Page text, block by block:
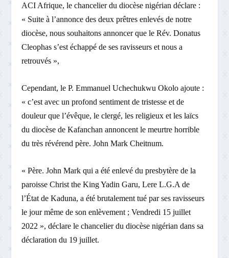
ACI Afrique, le chancelier du diocèse nigérian déclare :
« Suite à l’annonce des deux prêtres enlevés de notre
diocèse, nous souhaitons annoncer que le Rév. Donatus
Cleophas s’est échappé de ses ravisseurs et nous a
retrouvés »,
Cependant, le P. Emmanuel Uchechukwu Okolo ajoute :
« c’est avec un profond sentiment de tristesse et de
douleur que l’évêque, le clergé, les religieux et les laïcs
du diocèse de Kafanchan annoncent le meurtre horrible
du très révérend père. John Mark Cheitnum.
« Père. John Mark qui a été enlevé du presbytère de la
paroisse Christ the King Yadin Garu, Lere L.G.A de
l’État de Kaduna, a été brutalement tué par ses ravisseurs
le jour même de son enlèvement ; Vendredi 15 juillet
2022 », déclare le chancelier du diocèse nigérian dans sa
déclaration du 19 juillet.